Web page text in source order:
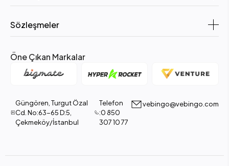
Sözleşmeler
Öne Çıkan Markalar
Güngören, Turgut Özal
Cd. No:63-65 D:5,
Çekmeköy/İstanbul
Telefon
:0 850
307 10 77
vebingo@vebingo.com